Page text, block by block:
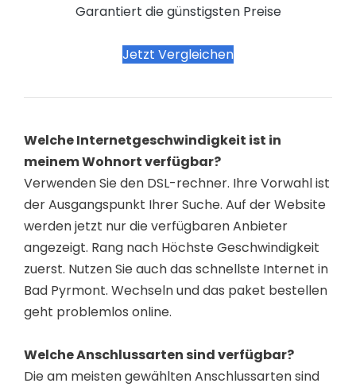
Garantiert die günstigsten Preise
Jetzt Vergleichen
Welche Internetgeschwindigkeit ist in
meinem Wohnort verfügbar?
Verwenden Sie den DSL-rechner. Ihre Vorwahl ist
der Ausgangspunkt Ihrer Suche. Auf der Website
werden jetzt nur die verfügbaren Anbieter
angezeigt. Rang nach Höchste Geschwindigkeit
zuerst. Nutzen Sie auch das schnellste Internet in
Bad Pyrmont. Wechseln und das paket bestellen
geht problemlos online.
Welche Anschlussarten sind verfügbar?
Die am meisten gewählten Anschlussarten sind